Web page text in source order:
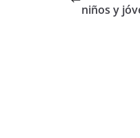
niños y